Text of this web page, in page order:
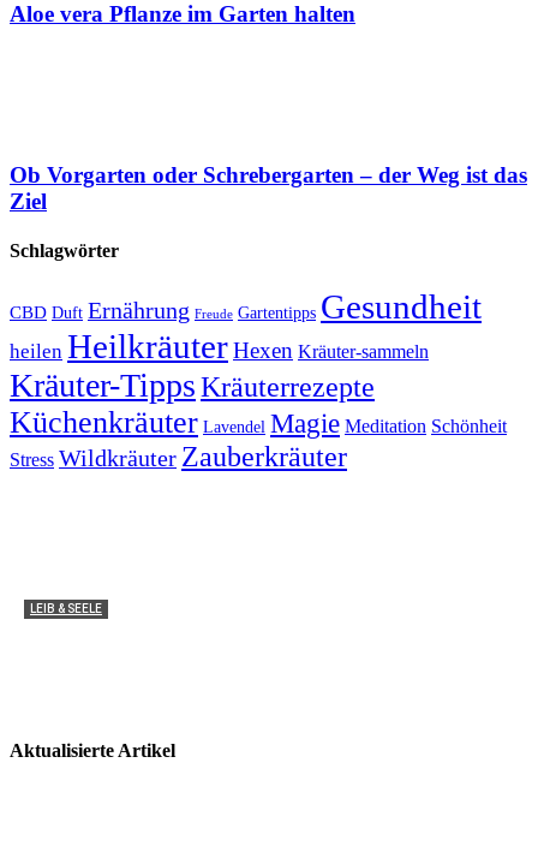
Aloe vera Pflanze im Garten halten
Ob Vorgarten oder Schrebergarten – der Weg ist das
Ziel
Schlagwörter
CBD Duft Ernährung Freude Gartentipps Gesundheit
heilen HeilkräuterHexen Kräuter-sammeln
Kräuter-TippsKräuterrezepte
Küchenkräuter Lavendel Magie Meditation Schönheit
Stress Wildkräuter Zauberkräuter
LEIB & SEELE
Aktualisierte Artikel